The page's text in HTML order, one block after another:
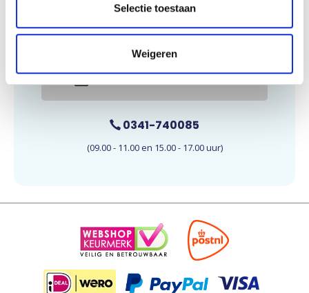
Selectie toestaan
Weigeren
uur. E-mails worden doorgaans binnen 24
uur beantwoord.
E-mail onze klantenservice
0341-740085
(09.00 - 11.00 en 15.00 - 17.00 uur)